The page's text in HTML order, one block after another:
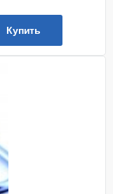
Купить